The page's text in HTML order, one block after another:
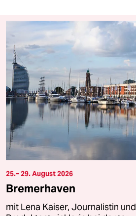
25.– 29. August 2026
Bremerhaven
mit Lena Kaiser, Journalistin und